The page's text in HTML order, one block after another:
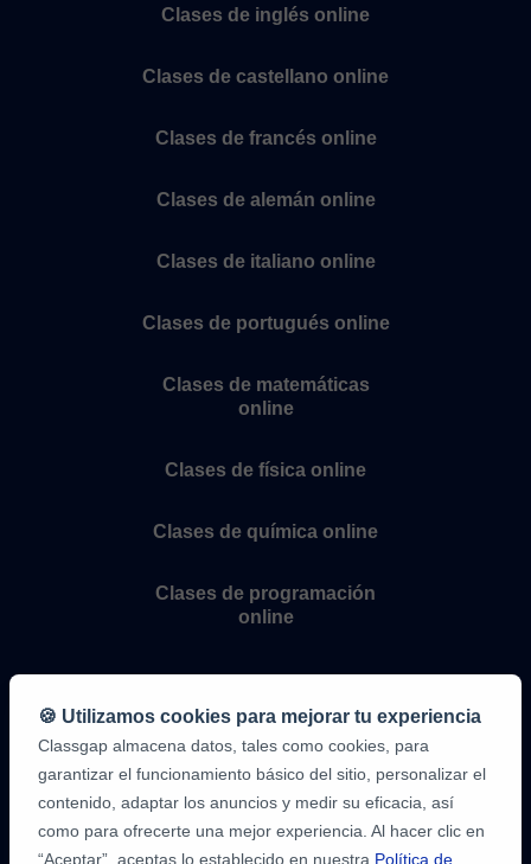
Clases de inglés online
Clases de castellano online
Clases de francés online
Clases de alemán online
Clases de italiano online
Clases de portugués online
Clases de matemáticas
online
Clases de física online
Clases de química online
Clases de programación
online
9,6/10
1,339,284
🍪 Utilizamos cookies para mejorar tu experiencia
Classgap almacena datos, tales como cookies, para
garantizar el funcionamiento básico del sitio, personalizar el
contenido, adaptar los anuncios y medir su eficacia, así
como para ofrecerte una mejor experiencia. Al hacer clic en
“Aceptar”, aceptas lo establecido en nuestra Política de